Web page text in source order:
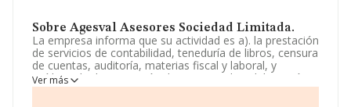
Sobre Agesval Asesores Sociedad Limitada.
La empresa informa que su actividad es a). la prestación
de servicios de contabilidad, teneduría de libros, censura
de cuentas, auditoría, materias fiscal y laboral, y
jurídicos. b). la prestación de servicios de colaboración
con entidades de crédito y compañías de seguro en la
Ver más